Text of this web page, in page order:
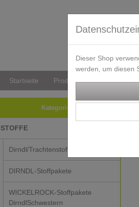
Startseite Produkte
Kategorien
STOFFE
Dirndl/Trachtenstoffe
DIRNDL-Stoffpakete
WICKELROCK-Stoffpakete
DirndlSchwestern
Dieser Shop
werden, um diesen